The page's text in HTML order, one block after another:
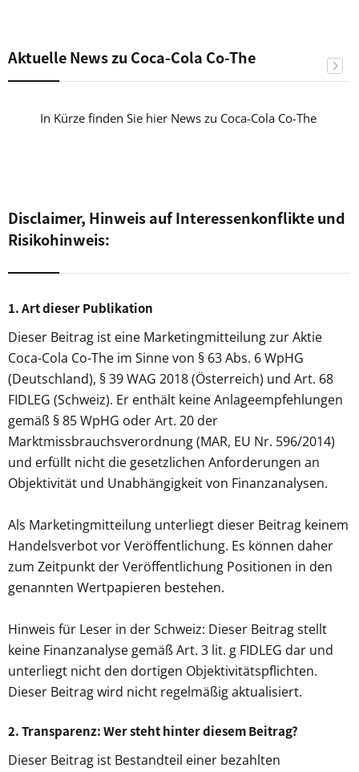
Aktuelle News zu Coca-Cola Co-The
In Kürze finden Sie hier News zu Coca-Cola Co-The
Disclaimer, Hinweis auf Interessenkonflikte und
Risikohinweis:
1. Art dieser Publikation
Dieser Beitrag ist eine Marketingmitteilung zur Aktie
Coca-Cola Co-The im Sinne von § 63 Abs. 6 WpHG
(Deutschland), § 39 WAG 2018 (Österreich) und Art. 68
FIDLEG (Schweiz). Er enthält keine Anlageempfehlungen
gemäß § 85 WpHG oder Art. 20 der
Marktmissbrauchsverordnung (MAR, EU Nr. 596/2014)
und erfüllt nicht die gesetzlichen Anforderungen an
Objektivität und Unabhängigkeit von Finanzanalysen.
Als Marketingmitteilung unterliegt dieser Beitrag keinem
Handelsverbot vor Veröffentlichung. Es können daher
zum Zeitpunkt der Veröffentlichung Positionen in den
genannten Wertpapieren bestehen.
Hinweis für Leser in der Schweiz: Dieser Beitrag stellt
keine Finanzanalyse gemäß Art. 3 lit. g FIDLEG dar und
unterliegt nicht den dortigen Objektivitätspflichten.
Dieser Beitrag wird nicht regelmäßig aktualisiert.
2. Transparenz: Wer steht hinter diesem Beitrag?
Dieser Beitrag ist Bestandteil einer bezahlten